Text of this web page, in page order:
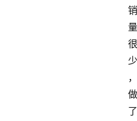
销
量
很
少
，
做
了